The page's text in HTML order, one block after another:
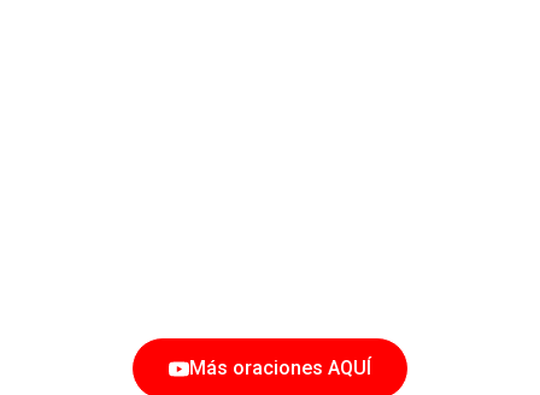
Más oraciones AQUÍ